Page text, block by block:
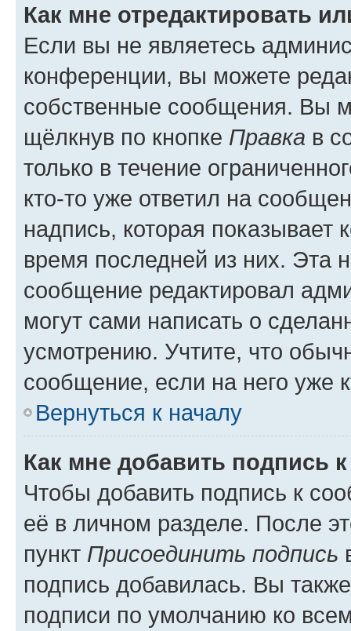
Как мне отредактировать
Если вы не являетесь
конференции, вы можете
собственные сообщения. Вы
щёлкнув по кнопке Правка в
только в течение
кто-то уже ответил на
надпись, которая показывает
время последней из них. Эта
сообщение редактировал
могут сами написать о
усмотрению. Учтите, что
сообщение, если на него уже
Вернуться к началу
Как мне добавить подпись
Чтобы добавить подпись к
её в личном разделе. После
пункт Присоединить подпись
подпись добавилась. Вы
подписи по умолчанию ко